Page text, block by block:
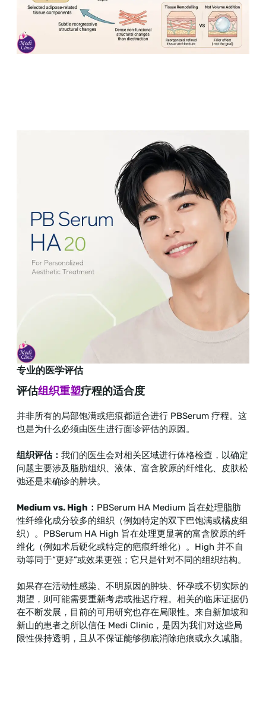
专业的医学评估
评估组织重塑疗程的适合度
并非所有的局部饱满或疤痕都适合进行 PBSerum 疗程。这
也是为什么必须由医生进行面诊评估的原因。
组织评估： 我们的医生会对相关区域进行体格检查，以确定
问题主要涉及脂肪组织、液体、富含胶原的纤维化、皮肤松
弛还是未确诊的肿块。
Medium vs. High： PBSerum HA Medium 旨在处理脂肪
性纤维化成分较多的组织（例如特定的双下巴饱满或橘皮组
织）。PBSerum HA High 旨在处理更显著的富含胶原的纤
维化（例如术后硬化或特定的疤痕纤维化）。High 并不自
动等同于“更好”或效果更强；它只是针对不同的组织结构。
如果存在活动性感染、不明原因的肿块、怀孕或不切实际的
期望，则可能需要重新考虑或推迟疗程。相关的临床证据仍
在不断发展，目前的可用研究也存在局限性。来自新加坡和
新山的患者之所以信任 Medi Clinic，是因为我们对这些局
限性保持透明，且从不保证能够彻底消除疤痕或永久减脂。